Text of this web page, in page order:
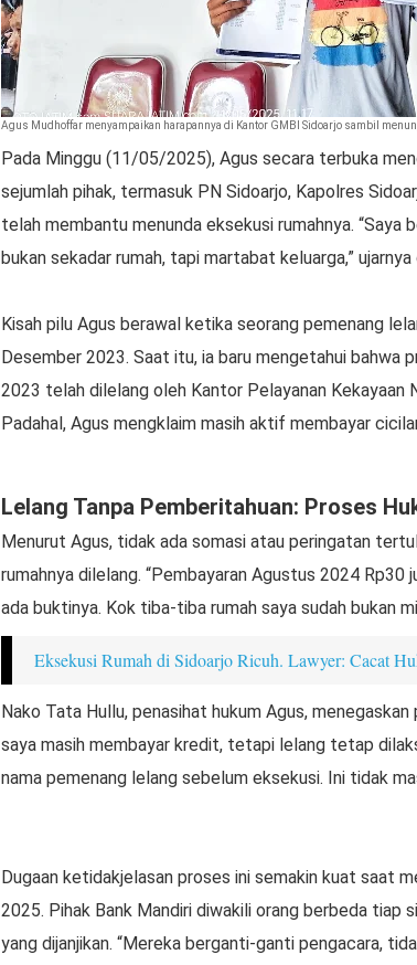
Agus Mudhoffar menyampaikan harapannya di Kantor GMBI Sidoarjo sambil
Pada Minggu (11/05/2025), Agus secara terbuka
sejumlah pihak, termasuk PN Sidoarjo, Kapolres
telah membantu menunda eksekusi rumahnya. “Saya
bukan sekadar rumah, tapi martabat keluarga,”
Kisah pilu Agus berawal ketika seorang pemenang
Desember 2023. Saat itu, ia baru mengetahui bahwa
2023 telah dilelang oleh Kantor Pelayanan Kekayaan
Padahal, Agus mengklaim masih aktif membayar
Lelang Tanpa Pemberitahuan: Proses
Menurut Agus, tidak ada somasi atau peringatan
rumahnya dilelang. “Pembayaran Agustus 2024
ada buktinya. Kok tiba-tiba rumah saya sudah bukan
Eksekusi Rumah di Sidoarjo Ricuh. Lawyer: Cacat
Nako Tata Hullu, penasihat hukum Agus,
saya masih membayar kredit, tetapi lelang tetap
nama pemenang lelang sebelum eksekusi. Ini tidak
Dugaan ketidakjelasan proses ini semakin kuat saat
2025. Pihak Bank Mandiri diwakili orang berbeda tiap
yang dijanjikan. “Mereka berganti-ganti pengacara,